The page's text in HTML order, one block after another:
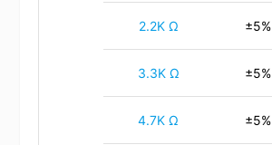
2.2K Ω ±5%
3.3K Ω ±5%
4.7K Ω ±5%